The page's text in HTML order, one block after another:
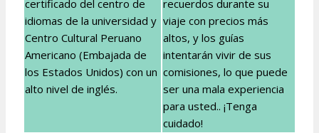
certificado del centro de
idiomas de la universidad y
Centro Cultural Peruano
Americano (Embajada de
los Estados Unidos) con un
alto nivel de inglés.
recuerdos durante su
viaje con precios más
altos, y los guías
intentarán vivir de sus
comisiones, lo que puede
ser una mala experiencia
para usted.. ¡Tenga
cuidado!